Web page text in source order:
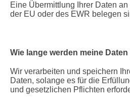
Eine Übermittlung Ihrer Daten
der EU oder des EWR belegen
Wie lange werden meine
Wir verarbeiten und speichern
Daten, solange es für die
und gesetzlichen Pflichten